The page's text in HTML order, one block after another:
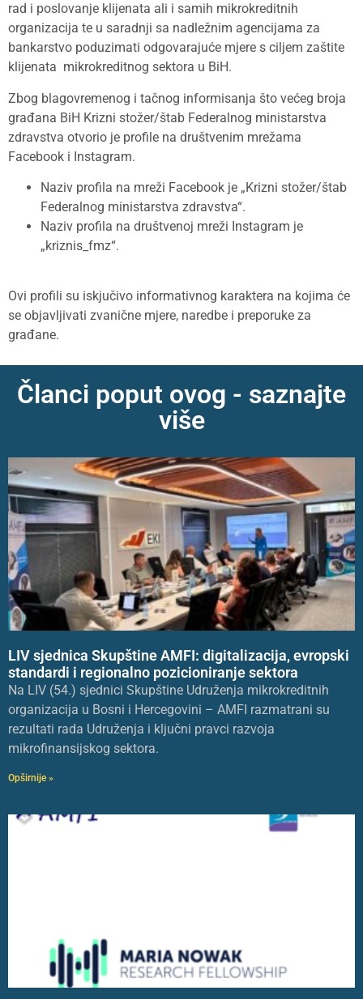
rad i poslovanje klijenata ali i samih mikrokreditnih
organizacija te u saradnji sa nadležnim agencijama za
bankarstvo poduzimati odgovarajuće mjere s ciljem zaštite
klijenata mikrokreditnog sektora u BiH.
Zbog blagovremenog i tačnog informisanja što većeg broja
građana BiH Krizni stožer/štab Federalnog ministarstva
zdravstva otvorio je profile na društvenim mrežama
Facebook i Instagram.
Naziv profila na mreži Facebook je „Krizni stožer/štab
Federalnog ministarstva zdravstva“.
Naziv profila na društvenoj mreži Instagram je
„kriznis_fmz“.
Ovi profili su iskjučivo informativnog karaktera na kojima će
se objavljivati zvanične mjere, naredbe i preporuke za
građane.
Članci poput ovog - saznajte
više
LIV sjednica Skupštine AMFI: digitalizacija, evropski
standardi i regionalno pozicioniranje sektora
Na LIV (54.) sjednici Skupštine Udruženja mikrokreditnih
organizacija u Bosni i Hercegovini – AMFI razmatrani su
rezultati rada Udruženja i ključni pravci razvoja
mikrofinansijskog sektora.
Opširnije »